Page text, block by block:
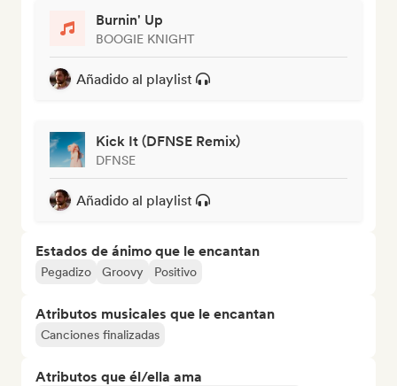
Burnin' Up
BOOGIE KNIGHT
Añadido al playlist
Kick It (DFNSE Remix)
DFNSE
Añadido al playlist
Estados de ánimo que le encantan
Pegadizo Groovy Positivo
Atributos musicales que le encantan
Canciones finalizadas
Atributos que él/ella ama